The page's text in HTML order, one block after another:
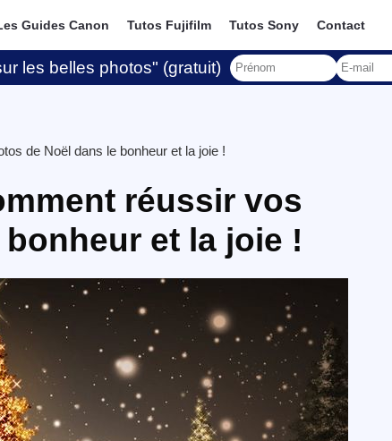
Guides Canon Tutos Fujifilm Tutos Sony Contact
les belles photos" (gratuit)
de Noël dans le bonheur et la joie !
réussir vos
et la joie !